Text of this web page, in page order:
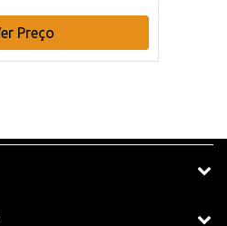
Preço